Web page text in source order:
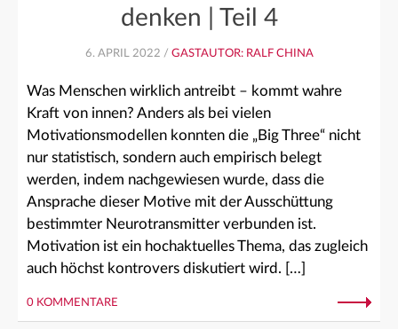
denken | Teil 4
6. APRIL 2022 / GASTAUTOR: RALF CHINA
Was Menschen wirklich antreibt – kommt wahre
Kraft von innen? Anders als bei vielen
Motivationsmodellen konnten die „Big Three“ nicht
nur statistisch, sondern auch empirisch belegt
werden, indem nachgewiesen wurde, dass die
Ansprache dieser Motive mit der Ausschüttung
bestimmter Neurotransmitter verbunden ist.
Motivation ist ein hochaktuelles Thema, das zugleich
auch höchst kontrovers diskutiert wird. […]
0 KOMMENTARE